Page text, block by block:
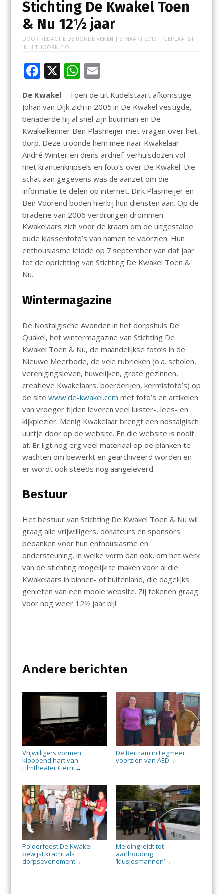
Stichting De Kwakel Toen
& Nu 12½ jaar
DOOR REDACTIE DE RONDE VENEN | 3 MAART 2019 | GEPLAATST
IN UITHOORN E.O.
F
ac
e
b
o
o
k
X W
at
s
A
p
p
E
ai
l
De Kwakel – Toen de uit Kudelstaart afkomstige
Johan van Dijk zich in 2005 in De Kwakel vestigde,
benaderde hij al snel zijn buurman en De
Kwakelkenner Ben Plasmeijer met vragen over het
dorp. Deze troonde hem mee naar Kwakelaar
André Winter en diens archief: verhuisdozen vol
met krantenknipsels en foto’s over De Kwakel. Die
schat aan gegevens was de aanzet om die
informatie te delen op internet. Dirk Plasmeijer en
Ben Voorend boden hierbij hun diensten aan. Op de
braderie van 2006 verdrongen drommen
Kwakelaars zich voor de kraam om de uitgestalde
oude klassenfoto’s van namen te voorzien. Hun
enthousiasme leidde op 7 september van dat jaar
tot de oprichting van Stichting De Kwakel Toen &
Nu.
Wintermagazine
De Nostalgische Avonden in het dorpshuis De
Quakel, het wintermagazine van Stichting De
Kwakel Toen & Nu, de maandelijkse foto’s in de
Nieuwe Meerbode, de vele rubrieken (o.a. scholen,
verenigingsleven, huwelijken, grote gezinnen,
creatieve Kwakelaars, boerderijen, kermisfoto’s) op
de site www.de-kwakel.com met foto’s en artikelen
van vroeger tijden leveren veel luister-, lees- en
kijkplezier. Menig Kwakelaar brengt een nostalgisch
uurtje door op de website. En die website is nooit
af. Er ligt nog erg veel materiaal op de planken te
wachten om bewerkt en gearchiveerd worden en
er wordt ook steeds nog aangeleverd.
Bestuur
Het bestuur van Stichting De Kwakel Toen & Nu wil
graag alle vrijwilligers, donateurs en sponsors
bedanken voor hun enthousiasme en
ondersteuning, in welke vorm dan ook, om het werk
van de stichting mogelijk te maken voor al die
Kwakelaars in binnen- of buitenland, die dagelijks
genieten van een mooie website. Zij tekenen graag
voor nog weer 12½ jaar bij!
Andere berichten
Vrijwilligers vormen
kloppend hart van
Filmtheater Gerrit→
De Bertram in Legmeer
voorzien van AED →
Polderfeest De Kwakel
bewijst kracht als
dorpsevenement→
Melding leidt tot
aanhouding
‘klusjesmannen’→